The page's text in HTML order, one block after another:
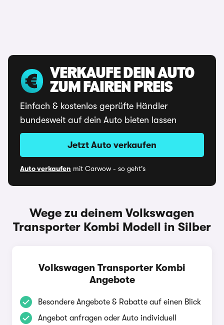
VERKAUFE DEIN AUTO
ZUM FAIREN PREIS
Einfach & kostenlos geprüfte Händler
bundesweit auf dein Auto bieten lassen
Jetzt Auto verkaufen
Auto verkaufen mit Carwow - so geht's
Wege zu deinem Volkswagen
Transporter Kombi Modell in Silber
Volkswagen Transporter Kombi
Angebote
Besondere Angebote & Rabatte auf einen Blick
Angebot anfragen oder Auto individuell